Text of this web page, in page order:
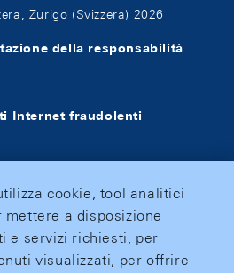
Zurigo (Svizzera) 2026
della responsabilità
Internet fraudolenti
cookie, tool analitici
a disposizione
e servizi richiesti, per
visualizzati, per offrire